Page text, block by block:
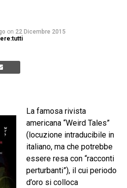
on 22 Dicembre 2015
La famosa rivista
americana “Weird Tales”
(locuzione intraducibile in
italiano, ma che potrebbe
essere resa con “racconti
perturbanti”), il cui periodo
d’oro si colloca